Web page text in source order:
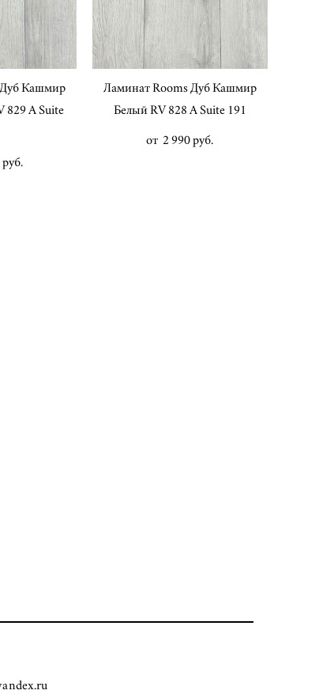
Кашмир
829 A Suite
Ламинат Rooms Дуб Кашмир
Белый RV 828 A Suite 191
от 2 990 pуб.